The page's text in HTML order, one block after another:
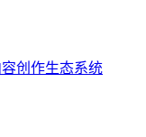
创作生态系统